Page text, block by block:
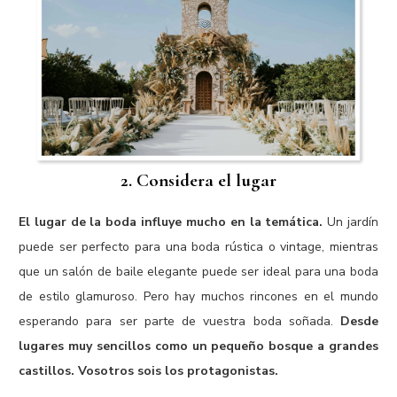
2. Considera el lugar
El lugar de la boda influye mucho en la temática. Un jardín
puede ser perfecto para una boda rústica o vintage, mientras
que un salón de baile elegante puede ser ideal para una boda
de estilo glamuroso. Pero hay muchos rincones en el mundo
esperando para ser parte de vuestra boda soñada. Desde
lugares muy sencillos como un pequeño bosque a grandes
castillos. Vosotros sois los protagonistas.